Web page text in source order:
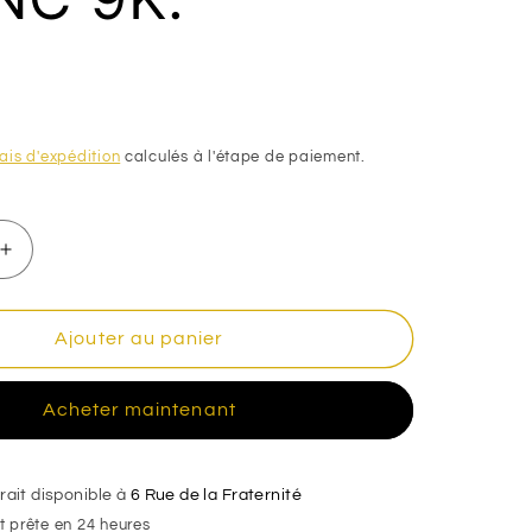
d'expédition calculés à l'étape de paiement.
Augmenter
la
quantité
Piercing
zirconium
,OR
9K.
Ajouter au panier
Acheter maintenant
disponible à 6 Rue de la Fraternité
prête en 24 heures